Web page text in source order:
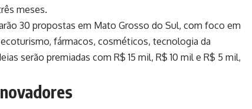
meses.
30 propostas em Mato Grosso do Sul, com foco em
fármacos, cosméticos, tecnologia da
serão premiadas com R$ 15 mil, R$ 10 mil e R$ 5 mil,